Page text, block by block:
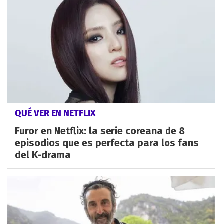
QUÉ VER EN NETFLIX
Furor en Netflix: la serie coreana de 8
episodios que es perfecta para los fans
del K-drama